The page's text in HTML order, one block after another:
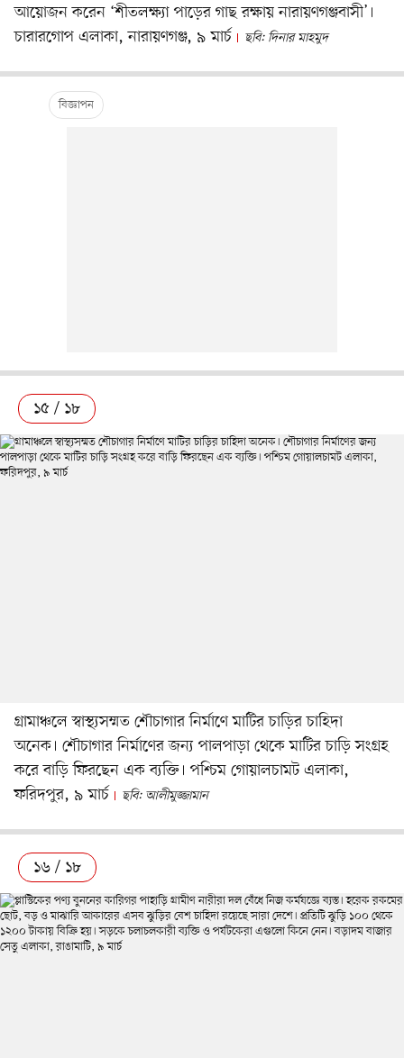
আয়োজন করেন ‘শীতলক্ষ্যা পাড়ের গাছ রক্ষায় নারায়ণগঞ্জবাসী’।
চারারগোপ এলাকা, নারায়ণগঞ্জ, ৯ মার্চ
ছবি: দিনার মাহমুদ
১৫ / ১৮
গ্রামাঞ্চলে স্বাস্থ্যসম্মত শৌচাগার নির্মাণে মাটির চাড়ির চাহিদা
অনেক। শৌচাগার নির্মাণের জন্য পালপাড়া থেকে মাটির চাড়ি সংগ্রহ
করে বাড়ি ফিরছেন এক ব্যক্তি। পশ্চিম গোয়ালচামট এলাকা,
ফরিদপুর, ৯ মার্চ
ছবি: আলীমুজ্জামান
১৬ / ১৮